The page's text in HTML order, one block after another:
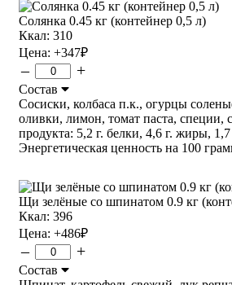
Солянка 0.45 кг (контейнер 0,5 л)
Ккал: 310
Цена: +347₽
– +
Состав
Сосиски, колбаса п.к., огурцы
оливки, лимон, томат паста, специи,
продукта: 5,2 г. белки, 4,6 г. жиры, 1,7
Энергетическая ценность на 100
Щи зелёные со шпинатом 0.9 кг
Ккал: 396
Цена: +486₽
– +
Состав